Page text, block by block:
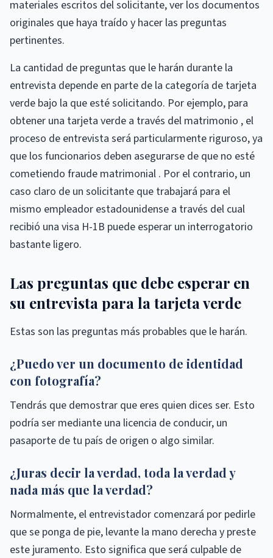
materiales escritos del solicitante, ver los documentos
originales que haya traído y hacer las preguntas
pertinentes.
La cantidad de preguntas que le harán durante la
entrevista depende en parte de la categoría de tarjeta
verde bajo la que esté solicitando. Por ejemplo, para
obtener una tarjeta verde a través del matrimonio , el
proceso de entrevista será particularmente riguroso, ya
que los funcionarios deben asegurarse de que no esté
cometiendo fraude matrimonial . Por el contrario, un
caso claro de un solicitante que trabajará para el
mismo empleador estadounidense a través del cual
recibió una visa H-1B puede esperar un interrogatorio
bastante ligero.
Las preguntas que debe esperar en
su entrevista para la tarjeta verde
Estas son las preguntas más probables que le harán.
¿Puedo ver un documento de identidad
con fotografía?
Tendrás que demostrar que eres quien dices ser. Esto
podría ser mediante una licencia de conducir, un
pasaporte de tu país de origen o algo similar.
¿Juras decir la verdad, toda la verdad y
nada más que la verdad?
Normalmente, el entrevistador comenzará por pedirle
que se ponga de pie, levante la mano derecha y preste
este juramento. Esto significa que será culpable de